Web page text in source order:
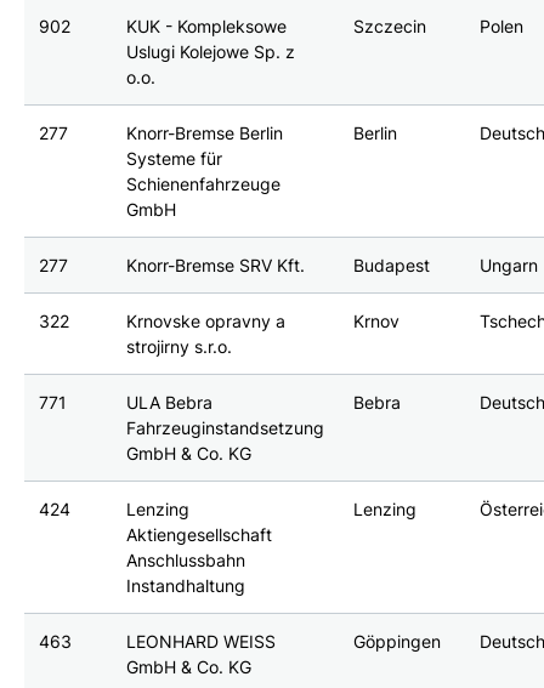
902
KUK - Kompleksowe
Uslugi Kolejowe Sp. z
o.o.
Szczecin Polen
277
Knorr-Bremse Berlin
Systeme für
Schienenfahrzeuge
GmbH
Berlin
277 Knorr-Bremse SRV Kft. Budapest Ungarn
322
Krnovske opravny a
strojirny s.r.o.
Krnov
771
ULA Bebra
Fahrzeuginstandsetzung
GmbH & Co. KG
Bebra
424
Lenzing
Aktiengesellschaft
Anschlussbahn
Instandhaltung
Lenzing
463
LEONHARD WEISS
GmbH & Co. KG
Göppingen